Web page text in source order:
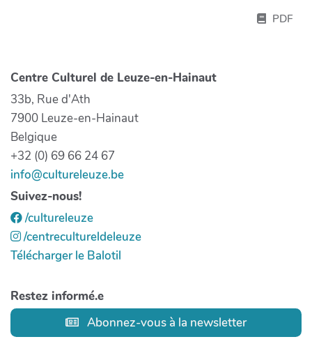
PDF
Centre Culturel de Leuze-en-Hainaut
33b, Rue d'Ath
7900 Leuze-en-Hainaut
Belgique
+32 (0) 69 66 24 67
info@cultureleuze.be
Suivez-nous!
/cultureleuze
/centrecultureldeleuze
Télécharger le Balotil
Restez informé.e
Abonnez-vous à la newsletter